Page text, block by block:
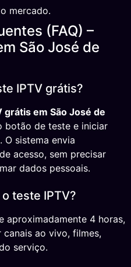
mercado.
(FAQ) –
São José de
IPTV grátis?
grátis em São José de
botão de teste e iniciar
O sistema envia
acesso, sem precisar
dados pessoais.
teste IPTV?
aproximadamente 4 horas,
ao vivo, filmes,
serviço.